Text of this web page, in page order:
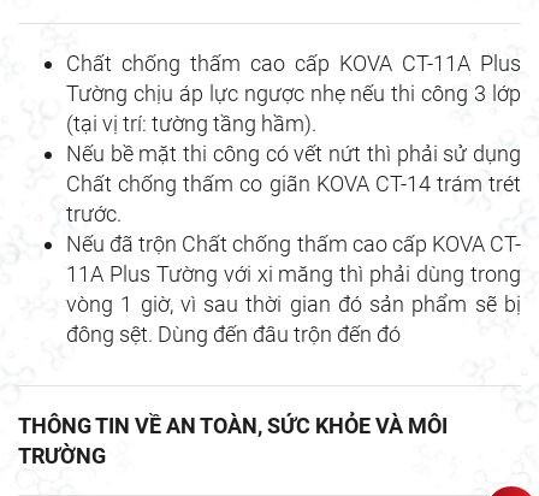
Chất chống thấm cao cấp KOVA CT-11A Plus
Tường chịu áp lực ngược nhẹ nếu thi công 3 lớp
(tại vị trí: tường tầng hầm).
Nếu bề mặt thi công có vết nứt thì phải sử dụng
Chất chống thấm co giãn KOVA CT-14 trám trét
trước.
Nếu đã trộn Chất chống thấm cao cấp KOVA CT-
11A Plus Tường với xi măng thì phải dùng trong
vòng 1 giờ, vì sau thời gian đó sản phẩm sẽ bị
đông sệt. Dùng đến đâu trộn đến đó
THÔNG TIN VỀ AN TOÀN, SỨC KHỎE VÀ MÔI
TRƯỜNG